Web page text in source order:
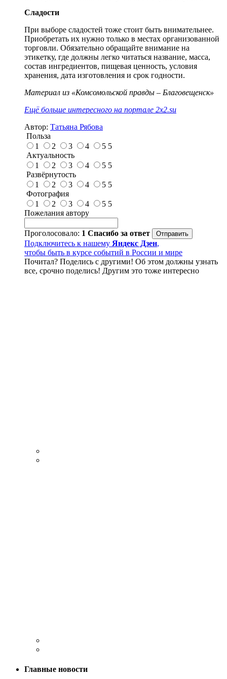
Сладости
При выборе сладостей тоже стоит быть внимательнее.
Приобретать их нужно только в местах организованной
торговли. Обязательно обращайте внимание на
этикетку, где должны легко читаться название, масса,
состав ингредиентов, пищевая ценность, условия
хранения, дата изготовления и срок годности.
Материал из «Комсомольской правды – Благовещенск»
Ещё больше интересного на портале 2x2.su
Автор: Татьяна Рябова
Польза
1
2 3 4 5 5
Актуальность
1
2 3 4 5 5
Развёрнутость
1
2 3 4 5 5
Фотография
1
2 3 4 5 5
Пожелания автору
Проголосовало: 1 Спасибо за ответ
Подключитесь к нашему Яндекс Дзен,
чтобы быть в курсе событий в России и мире
Почитал? Поделись с другими! Об этом должны узнать
все, срочно поделись! Другим это тоже интересно
Главные новости